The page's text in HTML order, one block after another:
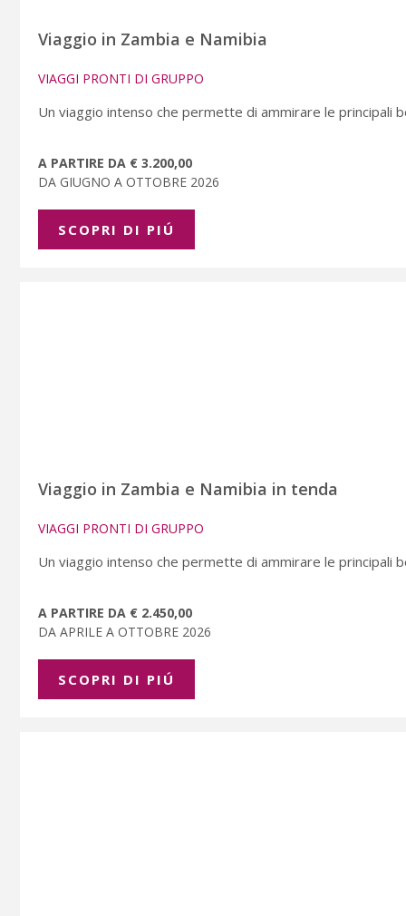
Viaggio in Zambia e Namibia
VIAGGI PRONTI DI GRUPPO
Un viaggio intenso che permette di ammirare le principali
A PARTIRE DA € 3.200,00
DA GIUGNO A OTTOBRE 2026
SCOPRI DI PIÚ
Viaggio in Zambia e Namibia in tenda
VIAGGI PRONTI DI GRUPPO
Un viaggio intenso che permette di ammirare le principali
A PARTIRE DA € 2.450,00
DA APRILE A OTTOBRE 2026
SCOPRI DI PIÚ